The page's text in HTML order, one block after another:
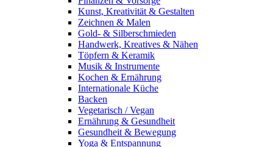
Kunst, Kreativität & Gestalten
Zeichnen & Malen
Gold- & Silberschmieden
Handwerk, Kreatives & Nähen
Töpfern & Keramik
Musik & Instrumente
Kochen & Ernährung
Internationale Küche
Backen
Vegetarisch / Vegan
Ernährung & Gesundheit
Gesundheit & Bewegung
Yoga & Entspannung